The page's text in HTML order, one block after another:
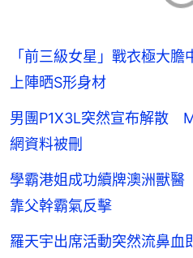
「前三級女星」戰衣極大
上陣晒S形身材
男團P1X3L突然宣布解散
網資料被刪
學霸港姐成功續牌澳洲獸
靠父幹霸氣反擊
羅天宇出席活動突然流鼻